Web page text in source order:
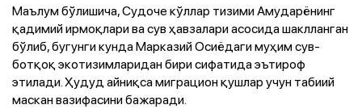
Маълум бўлишича, Судоче кўллар тизими Амударёнинг
қадимий ирмоқлари ва сув ҳавзалари асосида шаклланган
бўлиб, бугунги кунда Марказий Осиёдаги муҳим сув-
ботқоқ экотизимларидан бири сифатида эътироф
этилади. Ҳудуд айниқса миграцион қушлар учун табиий
маскан вазифасини бажаради.